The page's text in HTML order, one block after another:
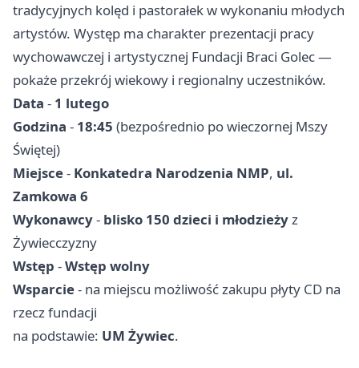
tradycyjnych kolęd i pastorałek w wykonaniu młodych
artystów. Występ ma charakter prezentacji pracy
wychowawczej i artystycznej Fundacji Braci Golec —
pokaże przekrój wiekowy i regionalny uczestników.
Data - 1 lutego
Godzina - 18:45 (bezpośrednio po wieczornej Mszy
Świętej)
Miejsce- Konkatedra Narodzenia NMP, ul.
Zamkowa 6
Wykonawcy- blisko 150 dzieci i młodzieżyz
Żywiecczyzny
Wstęp -Wstęp wolny
Wsparcie- na miejscu możliwość zakupu płyty CD na
rzecz fundacji
na podstawie: UM Żywiec.